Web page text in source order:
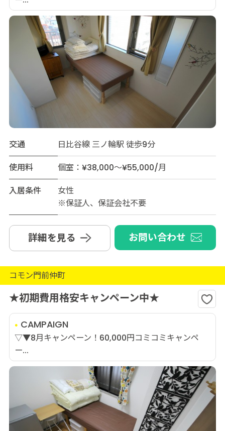
交通
日比谷線 三ノ輪駅 徒歩9分
使用料
個室：¥38,000～¥55,000/月
入居条件
女性
※保証人、保証会社不要
詳細を見る お問い合わせ
コモン門前仲町
★初期費用格安キャンペーン中★
CAMPAIGN
▽▼8月キャンペーン！60,000円コミコミキャンペ
ー...